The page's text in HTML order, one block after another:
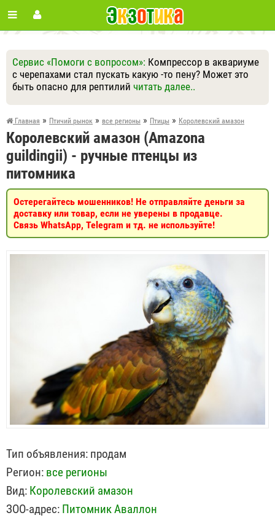
Сервис «Помоги с вопросом»: Компрессор в аквариуме
с черепахами стал пускать какую -то пену? Может это
быть опасно для рептилий читать далее..
Ответить Другие вопросы
Задать вопрос
Главная » Птичий рынок » все регионы » Птицы » Королевский амазон
Королевский амазон (Amazona
guildingii) - ручные птенцы из
питомника
Остерегайтесь мошенников! Не отправляйте деньги за
доставку или товар, если не уверены в продавце.
Связь WhatsApp, Telegram и тд. не используйте!
Тип объявления: продам
Регион: все регионы
Вид: Королевский амазон
ЗОО-адрес: Питомник Аваллон